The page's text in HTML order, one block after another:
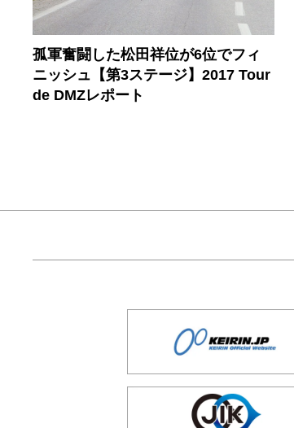
孤軍奮闘した松田祥位が6位でフィ
ニッシュ【第3ステージ】2017 Tour
de DMZレポート